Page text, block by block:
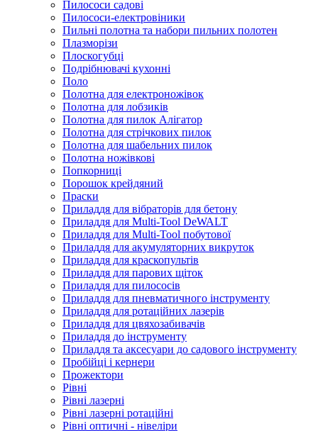
Пилососи садові
Пилососи-електровіники
Пильні полотна та набори пильних полотен
Плазморізи
Плоскогубці
Подрібнювачі кухонні
Поло
Полотна для електроножівок
Полотна для лобзиків
Полотна для пилок Алігатор
Полотна для стрічкових пилок
Полотна для шабельних пилок
Полотна ножівкові
Попкорниці
Порошок крейдяний
Праски
Приладдя для вібраторів для бетону
Приладдя для Multi-Tool DeWALT
Приладдя для Multi-Tool побутової
Приладдя для акумуляторних викруток
Приладдя для краскопультів
Приладдя для парових щіток
Приладдя для пилососів
Приладдя для пневматичного інструменту
Приладдя для ротаційних лазерів
Приладдя для цвяхозабивачів
Приладдя до інструменту
Приладдя та аксесуари до садового інструменту
Пробійці і кернери
Прожектори
Рівні
Рівні лазерні
Рівні лазерні ротаційні
Рівні оптичні - нівеліри